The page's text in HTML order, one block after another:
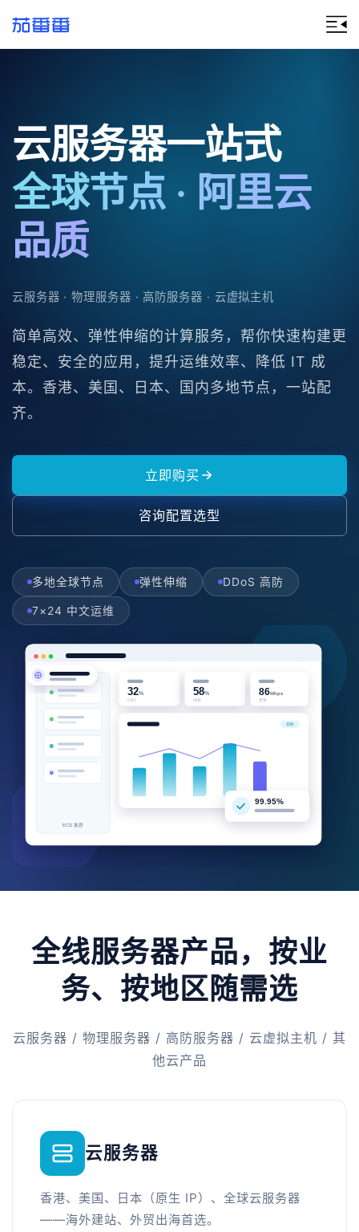
云服务器一站式
全球节点 · 阿里云
品质
云服务器 · 物理服务器 · 高防服务器 · 云虚拟主机
简单高效、弹性伸缩的计算服务，帮你快速构建更
稳定、安全的应用，提升运维效率、降低 IT 成
本。香港、美国、日本、国内多地节点，一站配
齐。
立即购买
咨询配置选型
多地全球节点 弹性伸缩 DDoS 高防
7×24 中文运维
全线服务器产品，按业
务、按地区随需选
云服务器 / 物理服务器 / 高防服务器 / 云虚拟主机 / 其
他云产品
云服务器
香港、美国、日本（原生 IP）、全球云服务器
——海外建站、外贸出海首选。